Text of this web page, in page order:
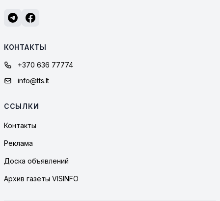
КОНТАКТЫ
+370 636 77774
info@tts.lt
ССЫЛКИ
Контакты
Реклама
Доска объявлений
Архив газеты VISINFO